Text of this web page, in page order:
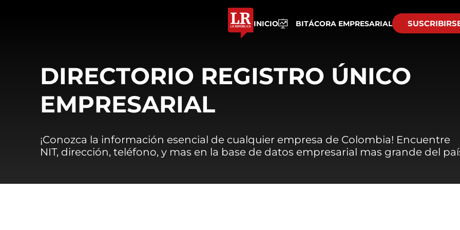
INICIO BITÁCORA EMPRESARIAL
DIRECTORIO REGISTRO ÚNICO
EMPRESARIAL
¡Conozca la información esencial de cualquier empresa de Colombia! Encuentre
NIT, dirección, teléfono, y mas en la base de datos empresarial mas grande del